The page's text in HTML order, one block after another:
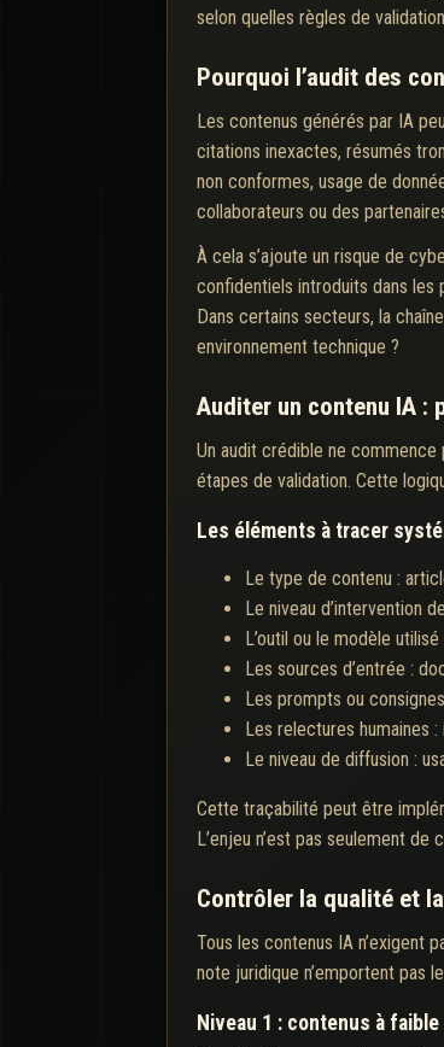
selon quelles règles de
Pourquoi l’audit des
Les contenus générés par IA
citations inexactes, résumés
non conformes, usage de
collaborateurs ou des
À cela s’ajoute un risque de
confidentiels introduits dans
Dans certains secteurs, la
environnement technique ?
Auditer un contenu IA :
Un audit crédible ne commence
étapes de validation. Cette
Les éléments à tracer
Le type de contenu :
Le niveau d’intervention
L’outil ou le modèle
Les sources d’entrée :
Les prompts ou
Les relectures humaines
Le niveau de diffusion :
Cette traçabilité peut être
L’enjeu n’est pas seulement
Contrôler la qualité et
Tous les contenus IA n’exigent
note juridique n’emportent pas
Niveau 1 : contenus à